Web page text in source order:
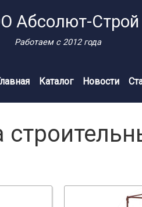
Абсолют-Строй
Работаем с 2012 года
Каталог Новости